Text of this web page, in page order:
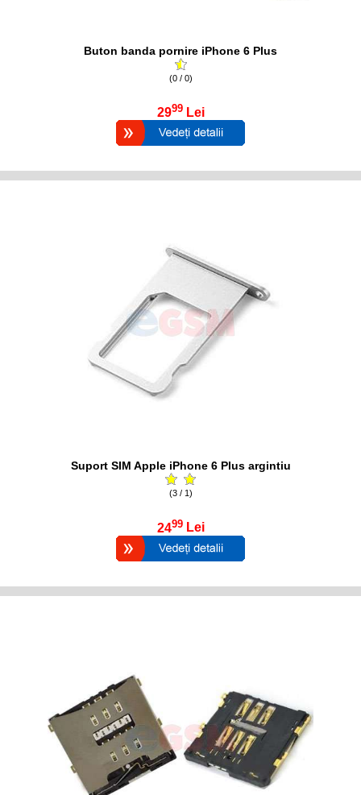
Buton banda pornire iPhone 6 Plus
(0 / 0)
2999 Lei
Suport SIM Apple iPhone 6 Plus argintiu
(3 / 1)
2499 Lei